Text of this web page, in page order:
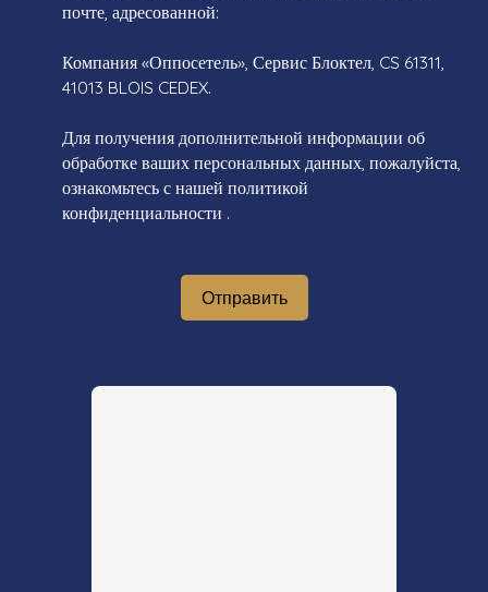
почте, адресованной:
Компания «Оппосетель», Сервис Блоктел, CS 61311,
41013 BLOIS CEDEX.
Для получения дополнительной информации об
обработке ваших персональных данных, пожалуйста,
ознакомьтесь с нашей политикой
конфиденциальности .
Отправить